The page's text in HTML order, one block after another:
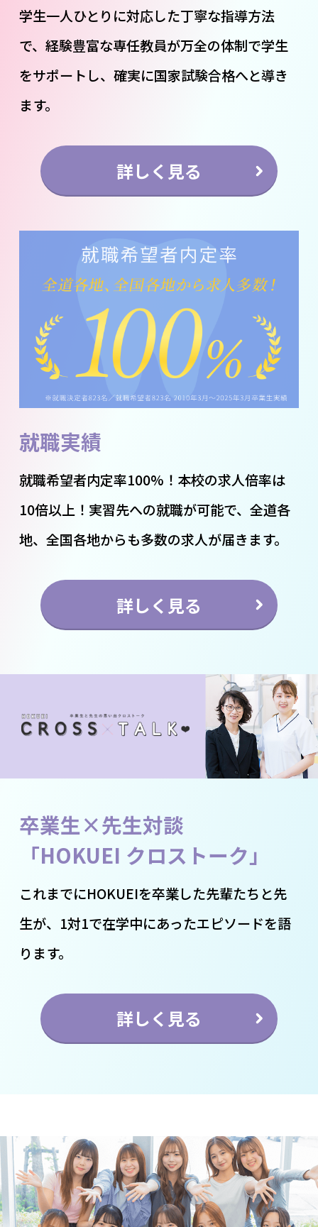
学生一人ひとりに対応した丁寧な指導方法
で、経験豊富な専任教員が万全の体制で学生
をサポートし、確実に国家試験合格へと導き
ます。
詳しく見る
就職実績
就職希望者内定率100%！本校の求人倍率は
10倍以上！実習先への就職が可能で、全道各
地、全国各地からも多数の求人が届きます。
詳しく見る
卒業生×先生対談
「HOKUEI クロストーク」
これまでにHOKUEIを卒業した先輩たちと先
生が、1対1で在学中にあったエピソードを語
ります。
詳しく見る